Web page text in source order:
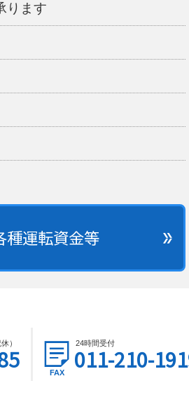
ります
種運転資金等
） 24時間受付
011-210-